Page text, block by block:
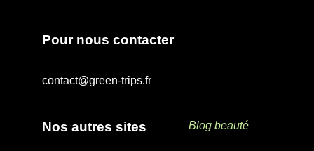
Pour nous contacter
contact@green-trips.fr
Nos autres sites Blog beauté